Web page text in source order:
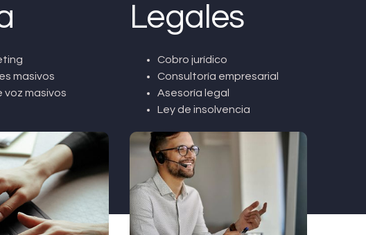
masivos
voz masivos
Legales
Cobro jurídico
Consultoría empresarial
Asesoría legal
Ley de insolvencia